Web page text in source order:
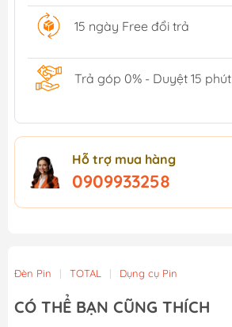
15 ngày Free đổi trả
Trả góp 0% - Duyệt 15 phút
Hỗ trợ mua hàng
0909933258
Đèn Pin | TOTAL | Dụng cụ Pin
CÓ THỂ BẠN CŨNG THÍCH